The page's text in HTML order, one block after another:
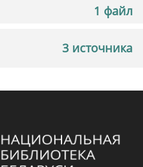
1 файл
3 источника